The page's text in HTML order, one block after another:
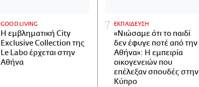
GOOD LIVING
Η εμβληματική City
Exclusive Collection της
Le Labo έρχεται στην
Αθήνα
ΕΚΠΑΙΔΕΥΣΗ
«Νιώσαμε ότι το παιδί
δεν έφυγε ποτέ από την
Αθήνα»: Η εμπειρία
οικογενειών που
επέλεξαν σπουδές στην
Κύπρο